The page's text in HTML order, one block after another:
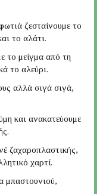
ζεσταίνουμε το
το αλάτι.
το μείγμα από τη
το αλεύρι.
αλλά σιγά σιγά,
και ανακατεύουμε
ζαχαροπλαστικής,
χαρτί.
μπαστουνιού,